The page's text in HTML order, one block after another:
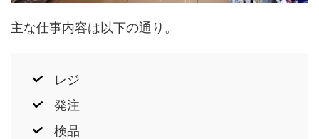
主な仕事内容は以下の通り。
レジ
発注
検品